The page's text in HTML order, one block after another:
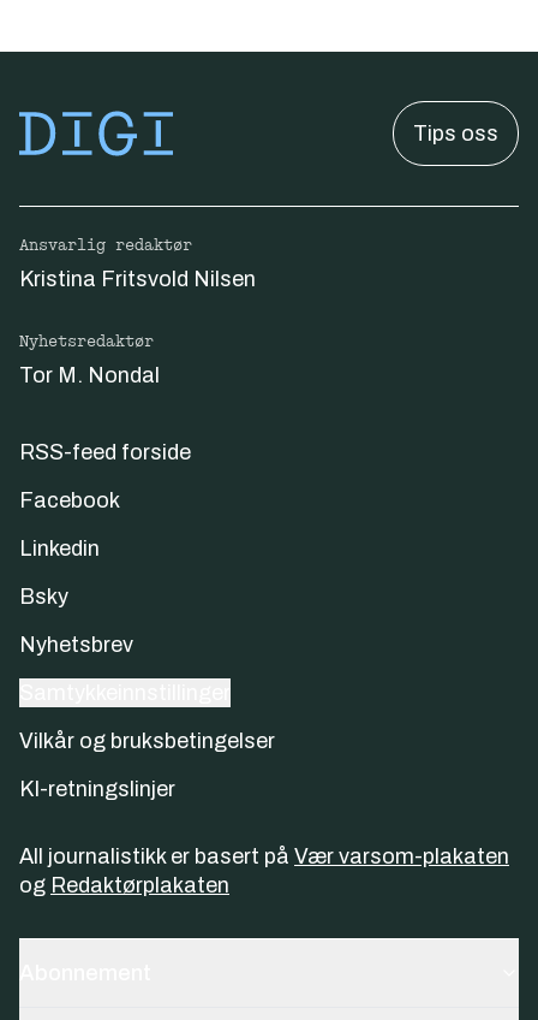
Tips oss
Ansvarlig redaktør
Kristina Fritsvold Nilsen
Nyhetsredaktør
Tor M. Nondal
RSS-feed forside
Facebook
Linkedin
Bsky
Nyhetsbrev
Vilkår og bruksbetingelser
KI-retningslinjer
All journalistikk er basert på Vær varsom-plakaten
og Redaktørplakaten